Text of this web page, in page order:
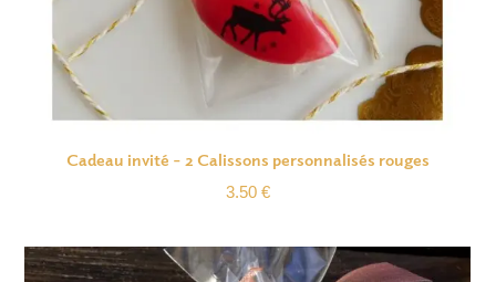
Cadeau invité – 2 Calissons personnalisés rouges
3.50 €